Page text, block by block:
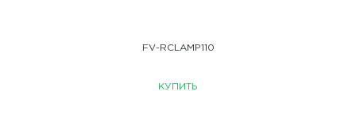
FV-RCLAMP110
КУПИТЬ